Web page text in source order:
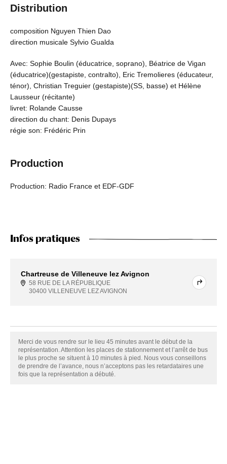
Distribution
composition Nguyen Thien Dao
direction musicale Sylvio Gualda
Avec: Sophie Boulin (éducatrice, soprano), Béatrice de Vigan
(éducatrice)(gestapiste, contralto), Eric Tremolieres (éducateur,
ténor), Christian Treguier (gestapiste)(SS, basse) et Hélène
Lausseur (récitante)
livret: Rolande Causse
direction du chant: Denis Dupays
régie son: Frédéric Prin
Production
Production: Radio France et EDF-GDF
Infos pratiques
Chartreuse de Villeneuve lez Avignon
58 RUE DE LA RÉPUBLIQUE
30400 VILLENEUVE LEZ AVIGNON
Merci de vous rendre sur le lieu 45 minutes avant le début de la
représentation. Attention les places de stationnement et l’arrêt de bus
le plus proche se situent à 10 minutes à pied. Nous vous conseillons
de prendre de l’avance, nous n’acceptons pas les retardataires une
fois que la représentation a débuté.